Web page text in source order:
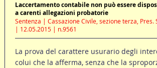
Laccertamento contabile non può essere
a carenti allegazioni probatorie
Sentenza | Cassazione Civile, sezione terza, Pres.
| 12.05.2015 | n.9561
La prova del carattere usurario degli
colui che la afferma, senza che la